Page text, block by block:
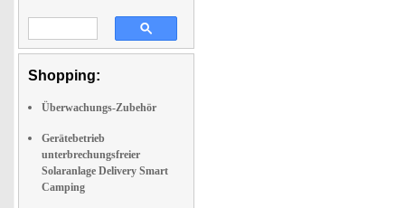
Shopping:
Überwachungs-Zubehör
Gerätebetrieb
unterbrechungsfreier
Solaranlage Delivery Smart
Camping